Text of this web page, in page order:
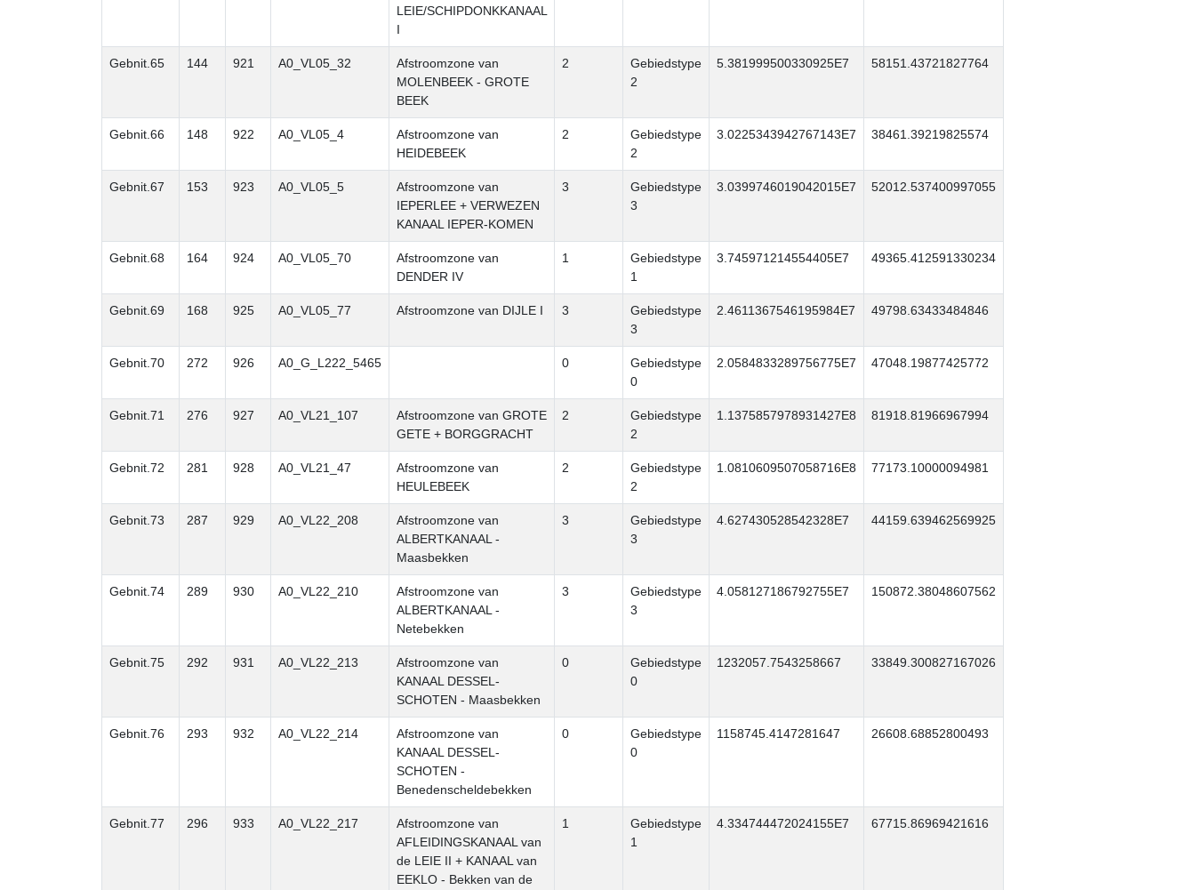
LEIE/SCHIPDONKKANAAL
I
Gebnit.65 144 921 A0_VL05_32
Afstroomzone van
MOLENBEEK - GROTE
BEEK
2
Gebiedstype
2
5.381999500330925E7 58151.43721827764
Gebnit.66 148 922 A0_VL05_4
Afstroomzone van
HEIDEBEEK
2
Gebiedstype
2
3.0225343942767143E7 38461.39219825574
Gebnit.67 153 923 A0_VL05_5
Afstroomzone van
IEPERLEE + VERWEZEN
KANAAL IEPER-KOMEN
3
Gebiedstype
3
3.0399746019042015E7 52012.537400997055
Gebnit.68 164 924 A0_VL05_70
Afstroomzone van
DENDER IV
1
Gebiedstype
1
3.745971214554405E7 49365.412591330234
Gebnit.69 168 925 A0_VL05_77 Afstroomzone van DIJLE I 3
Gebiedstype
3
2.4611367546195984E7 49798.63433484846
Gebnit.70 272 926 A0_G_L222_5465 0
Gebiedstype
0
2.0584833289756775E7 47048.19877425772
Gebnit.71 276 927 A0_VL21_107
Afstroomzone van GROTE
GETE + BORGGRACHT
2
Gebiedstype
2
1.1375857978931427E8 81918.81966967994
Gebnit.72 281 928 A0_VL21_47
Afstroomzone van
HEULEBEEK
2
Gebiedstype
2
1.0810609507058716E8 77173.10000094981
Gebnit.73 287 929 A0_VL22_208
Afstroomzone van
ALBERTKANAAL -
Maasbekken
3
Gebiedstype
3
4.627430528542328E7 44159.639462569925
Gebnit.74 289 930 A0_VL22_210
Afstroomzone van
ALBERTKANAAL -
Netebekken
3
Gebiedstype
3
4.058127186792755E7 150872.38048607562
Gebnit.75 292 931 A0_VL22_213
Afstroomzone van
KANAAL DESSEL-
SCHOTEN - Maasbekken
0
Gebiedstype
0
1232057.7543258667 33849.300827167026
Gebnit.76 293 932 A0_VL22_214
Afstroomzone van
KANAAL DESSEL-
SCHOTEN -
Benedenscheldebekken
0
Gebiedstype
0
1158745.4147281647 26608.68852800493
Gebnit.77 296 933 A0_VL22_217
Afstroomzone van
AFLEIDINGSKANAAL van
de LEIE II + KANAAL van
EEKLO - Bekken van de
1
Gebiedstype
1
4.334744472024155E7 67715.86969421616